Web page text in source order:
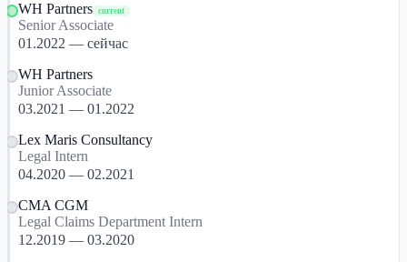
WH Partners current
Senior Associate
01.2022 — сейчас
WH Partners
Junior Associate
03.2021 — 01.2022
Lex Maris Consultancy
Legal Intern
04.2020 — 02.2021
CMA CGM
Legal Claims Department Intern
12.2019 — 03.2020